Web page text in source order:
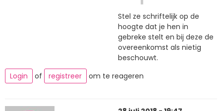
Stel ze schriftelijk op de
hoogte dat je hen in
gebreke stelt en bij deze de
overeenkomst als nietig
beschouwt.
Login
of registreer om te reageren